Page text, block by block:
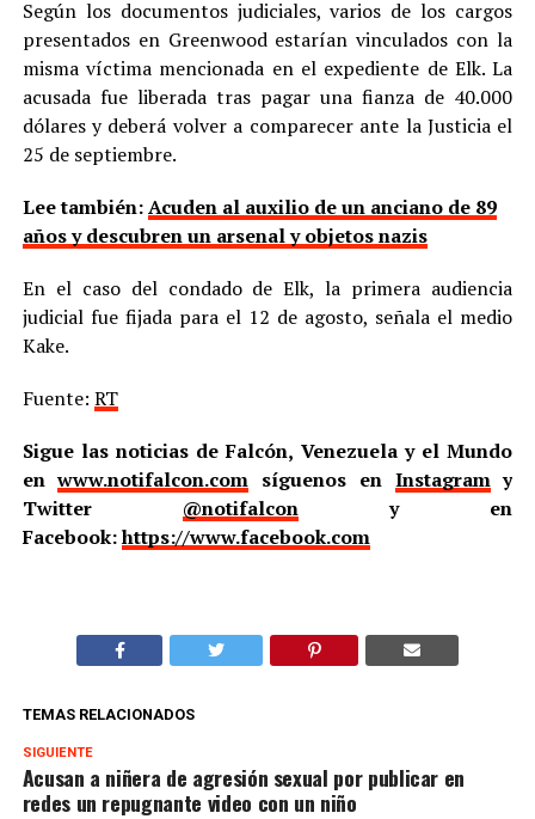
Según los documentos judiciales, varios de los cargos
presentados en Greenwood estarían vinculados con la
misma víctima mencionada en el expediente de Elk. La
acusada fue liberada tras pagar una fianza de 40.000
dólares y deberá volver a comparecer ante la Justicia el
25 de septiembre.
Lee también:Acuden al auxilio de un anciano de 89
años y descubren un arsenal y objetos nazis
En el caso del condado de Elk, la primera audiencia
judicial fue fijada para el 12 de agosto, señala el medio
Kake.
Fuente: RT
Sigue las noticias de Falcón, Venezuela y el Mundo
enwww.notifalcon.com síguenos en Instagramy
Twitter @notifalcony en
Facebook:https://www.facebook.com
TEMAS RELACIONADOS
SIGUIENTE
Acusan a niñera de agresión sexual por publicar en
redes un repugnante video con un niño